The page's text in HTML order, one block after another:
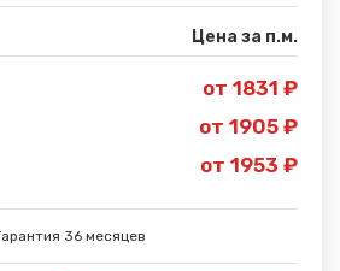
Цена за п.м.
от 1831 ₽
от 1905 ₽
от 1953 ₽
36 месяцев